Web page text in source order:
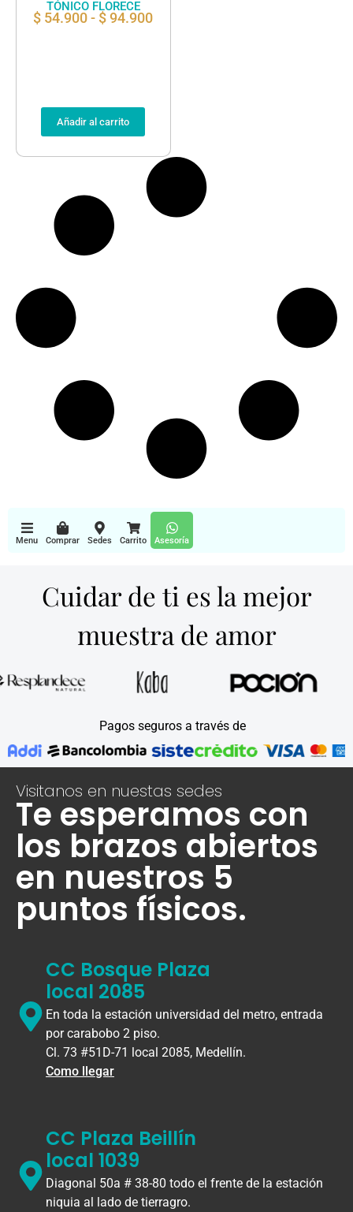
TÓNICO FLORECE
$ 54.900 - $94.900
Añadir al carrito
Menu Comprar Sedes Carrito Asesoría
Cuidar de ti es la mejor
muestra de amor
Pagos seguros a través de
Visitanos en nuestas sedes
Te esperamos con
los brazos abiertos
en nuestros 5
puntos físicos.
CC Bosque Plaza
local 2085
En toda la estación universidad del metro, entrada
por carabobo 2 piso.
Cl. 73 #51D-71 local 2085, Medellín.
Como llegar
CC Plaza Beillín
local 1039
Diagonal 50a # 38-80 todo el frente de la estación
niquia al lado de tierragro.